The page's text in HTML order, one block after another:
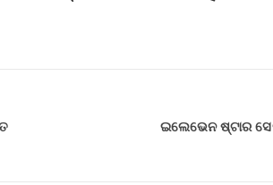
ଇଲେଭେନ ଷ୍ଟାର